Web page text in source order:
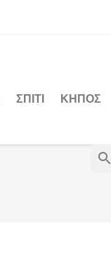
ΣΠΙΤΙ ΚΗΠΟΣ
search